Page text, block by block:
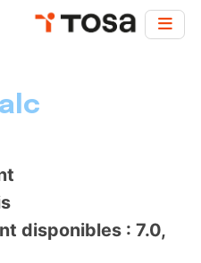
disponibles : 7.0,